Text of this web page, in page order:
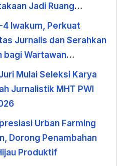
Jadi Ruang
4 Iwakum, Perkuat
Jurnalis dan Serahkan
bagi Wartawan
PHK
Mulai Seleksi Karya
Jurnalistik MHT PWI
Urban Farming
Dorong Penambahan
Produktif